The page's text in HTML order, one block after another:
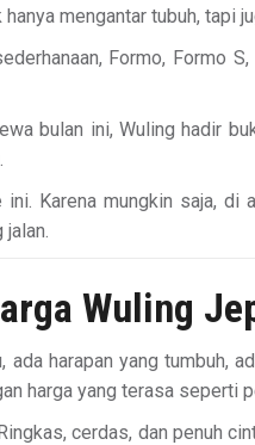
mengantar tubuh, tapi
Formo, Formo
bulan ini, Wuling hadir
Karena mungkin saja, di
Wuling
harapan yang tumbuh,
harga yang terasa seperti
cerdas, dan penuh